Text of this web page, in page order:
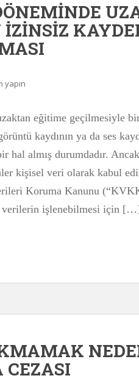
İZİNSİZ
yapın
eğitime geçilmesiyle
kaydının ya da ses
hal almış durumdadır.
kişisel veri olarak kabul
Koruma Kanunu
verilerin işlenebilmesi için
CEZASI